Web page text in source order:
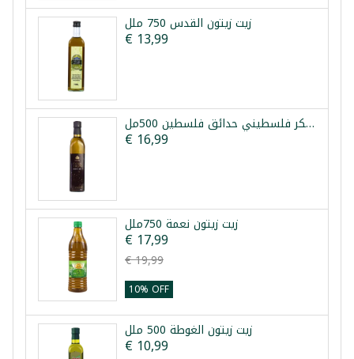
زيت زيتون القدس 750 ملل
€ 13,99
زيت زيتون بكر فلسطيني حدائق فلسطين 500مل
€ 16,99
زيت زيتون نعمة 750ملل
€ 17,99
€ 19,99
10% OFF
زيت زيتون الغوطة 500 ملل
€ 10,99